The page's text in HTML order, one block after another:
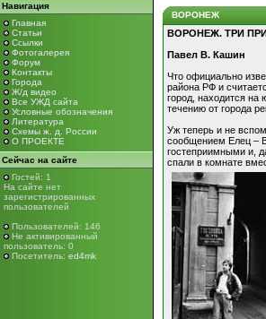
Навигация
Главная
Статьи
Ссылки
Фотогалерея
Форум
Контакты
Города
Ж/д видео
Все УЖД сайта
Условные обозначения
Литература
Схемы ж. д. России
О ПРОЕКТЕ
Сейчас на сайте
Гостей: 1
На сайте нет
зарегистрированных
пользователей
Пользователей: 146
Не активированный
пользователь: 0
Посетитель: ed4mk
ВОРОНЕЖ
ВОРОНЕЖ. ТРИ
Павел В. Кашин
Что официально
района РФ и
город, находится на
течению от города
Уж теперь и не
сообщением Елец –
гостеприимными и,
спали в комнате